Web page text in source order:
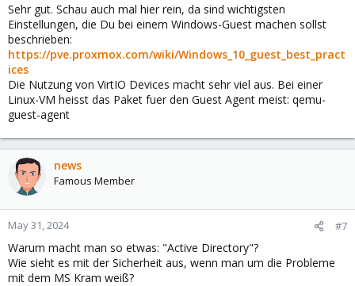
Sehr gut. Schau auch mal hier rein, da sind wichtigsten
Einstellungen, die Du bei einem Windows-Guest machen sollst
beschrieben:
https://pve.proxmox.com/wiki/Windows_10_guest_best_pract
ices
Die Nutzung von VirtIO Devices macht sehr viel aus. Bei einer
Linux-VM heisst das Paket fuer den Guest Agent meist: qemu-
guest-agent
news
Famous Member
May 31, 2024 #7
Warum macht man so etwas: "Active Directory"?
Wie sieht es mit der Sicherheit aus, wenn man um die Probleme
mit dem MS Kram weiß?